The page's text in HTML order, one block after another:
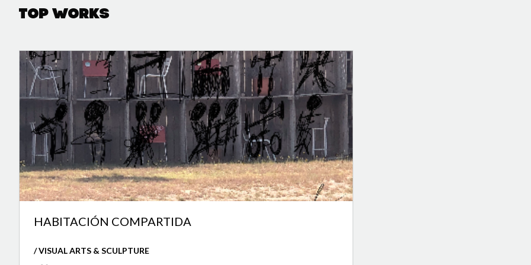
Top Works
HABITACIÓN COMPARTIDA
/ VISUAL ARTS & SCULPTURE